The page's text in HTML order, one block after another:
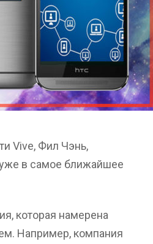
Vive, Фил Чэнь,
в самое ближайшее
которая намерена
Например, компания